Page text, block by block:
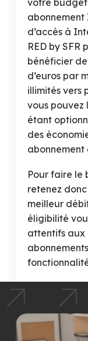
votre
abonnement
d’accès à
RED by SFR
bénéficier
d’euros par
illimités vers
vous pouvez
étant
des
abonnement
Pour faire le
retenez
meilleur
éligibilité
attentifs aux